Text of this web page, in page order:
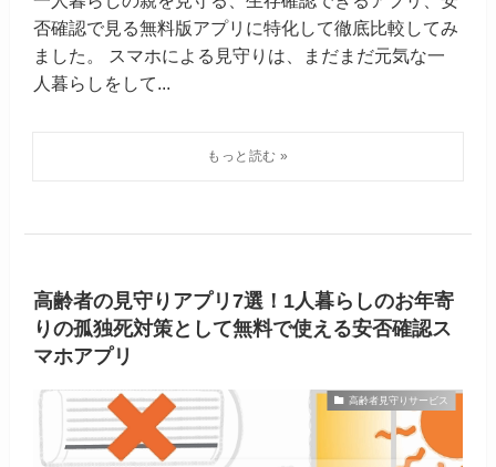
否確認で見る無料版アプリに特化して徹底比較してみ
ました。 スマホによる見守りは、まだまだ元気な一
人暮らしをして...
高齢者の見守りアプリ7選！1人暮らしのお年寄
りの孤独死対策として無料で使える安否確認ス
マホアプリ
高齢者見守りサービス